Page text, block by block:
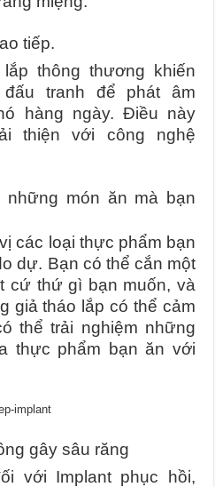
tiếp.
thông thương khiến
tranh để phát âm
hàng ngày. Điều này
thiện với công nghệ
món ăn mà bạn
các loại thực phẩm bạn
dự. Bạn có thể cắn một
cứ thứ gì bạn muốn, và
giả tháo lắp có thể cảm
thể trải nghiệm những
thực phẩm bạn ăn với
gây sâu răng
với Implant phục hồi,